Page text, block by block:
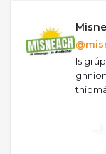
Is